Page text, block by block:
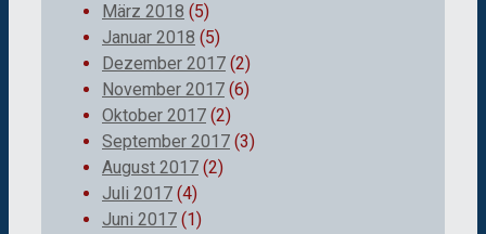
März 2018 (5)
Januar 2018 (5)
Dezember 2017 (2)
November 2017 (6)
Oktober 2017 (2)
September 2017 (3)
August 2017 (2)
Juli 2017 (4)
Juni 2017 (1)